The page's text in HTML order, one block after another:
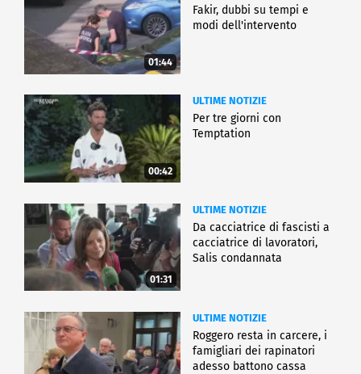
01:44
Fakir, dubbi su tempi e
modi dell'intervento
00:42
ULTIME NOTIZIE
Per tre giorni con
Temptation
01:31
ULTIME NOTIZIE
Da cacciatrice di fascisti a
cacciatrice di lavoratori,
Salis condannata
ULTIME NOTIZIE
Roggero resta in carcere, i
famigliari dei rapinatori
adesso battono cassa